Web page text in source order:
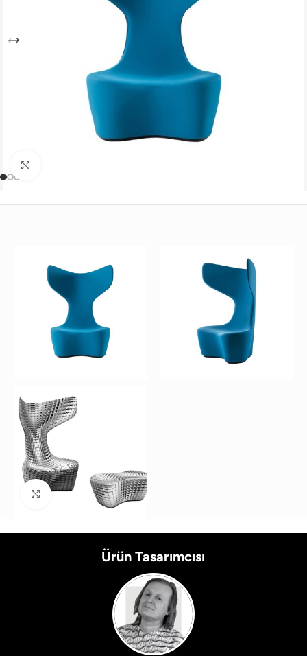
Büyütmek için tıklayın
Ürün Tasarımcısı